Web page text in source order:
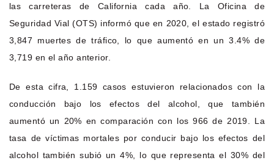
las carreteras de California cada año. La Oficina de
Seguridad Vial (OTS) informó que en 2020, el estado registró
3,847 muertes de tráfico, lo que aumentó en un 3.4% de
3,719 en el año anterior.
De esta cifra, 1.159 casos estuvieron relacionados con la
conducción bajo los efectos del alcohol, que también
aumentó un 20% en comparación con los 966 de 2019. La
tasa de víctimas mortales por conducir bajo los efectos del
alcohol también subió un 4%, lo que representa el 30% del